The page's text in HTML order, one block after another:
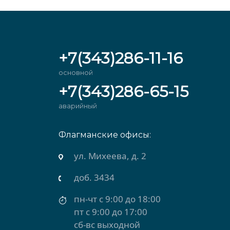
+7(343)286-11-16
основной
+7(343)286-65-15
аварийный
Флагманские офисы:
ул. Михеева, д. 2
доб. 3434
пн-чт с 9:00 до 18:00
пт с 9:00 до 17:00
сб-вс выходной